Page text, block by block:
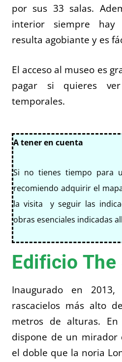
por sus 33 salas.
interior siempre
resulta agobiante y es
El acceso al museo es
pagar si quieres ver
temporales.
A tener en cuenta
Si no tienes tiempo para
recomiendo adquirir el
la visita y seguir las
obras esenciales indicadas
Edificio The
Inaugurado en
rascacielos más alto
metros de alturas.
dispone de un mirador
el doble que la noria